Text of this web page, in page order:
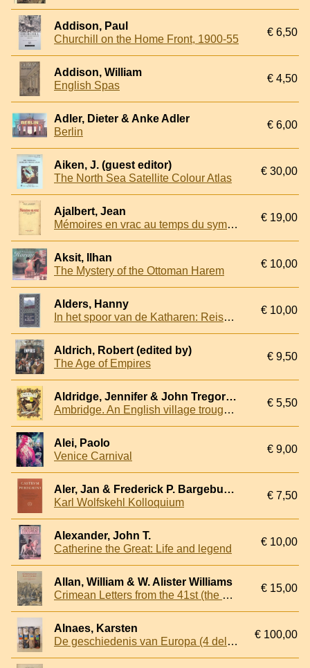
Addison, Paul
Churchill on the Home Front, 1900-55
€ 6,50
Addison, William
English Spas
€ 4,50
Adler, Dieter & Anke Adler
Berlin
€ 6,00
Aiken, J. (guest editor)
The North Sea Satellite Colour Atlas
€ 30,00
Ajalbert, Jean
Mémoires en vrac au temps du symbolisme 1880-1890
€ 19,00
Aksit, Ilhan
The Mystery of the Ottoman Harem
€ 10,00
Alders, Hanny
In het spoor van de Katharen: Reisboek met foto's van de auteur
€ 10,00
Aldrich, Robert (edited by)
The Age of Empires
€ 9,50
Aldridge, Jennifer & John Tregorran
Ambridge. An English village trough the ages
€ 5,50
Alei, Paolo
Venice Carnival
€ 9,00
Aler, Jan & Frederick P. Bargebuhr & Claus Viktor Bock - a.o.
Karl Wolfskehl Kolloquium
€ 7,50
Alexander, John T.
Catherine the Great: Life and legend
€ 10,00
Allan, William & W. Alister Williams
Crimean Letters from the 41st (the Welch) Regiment 1854 - 56
€ 15,00
Alnaes, Karsten
De geschiedenis van Europa (4 delen)
€ 100,00